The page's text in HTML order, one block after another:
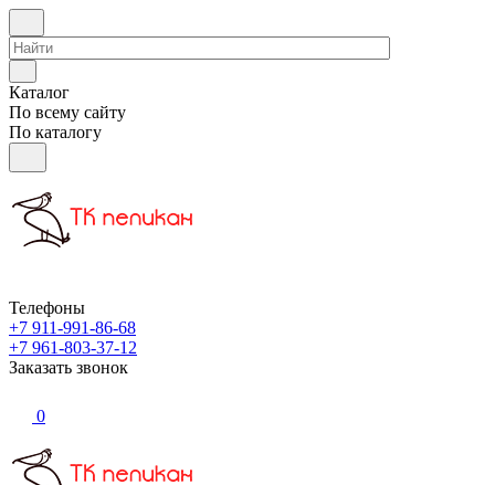
Каталог
По всему сайту
По каталогу
Телефоны
+7 911-991-86-68
+7 961-803-37-12
Заказать звонок
0